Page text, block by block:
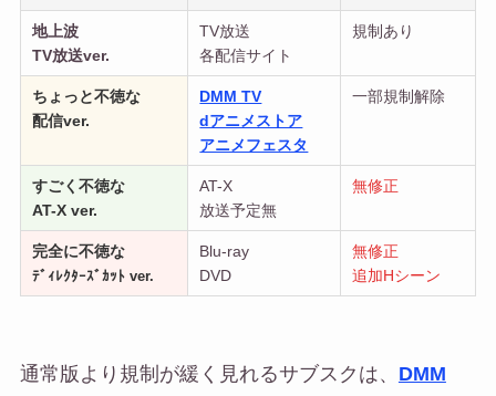
地上波
TV放送ver.
TV放送
各配信サイト
規制あり
ちょっと不徳な
配信ver.
DMM TV
dアニメストア
アニメフェスタ
一部規制解除
すごく不徳な
AT-X ver.
AT-X
放送予定無
無修正
完全に不徳な
ﾃﾞｨﾚｸﾀｰｽﾞｶｯﾄ ver.
Blu-ray
DVD
無修正
追加Hシーン
通常版より規制が緩く見れるサブスクは、 DMM